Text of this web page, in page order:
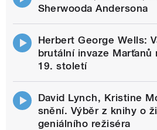
Sherwooda Andersona
Herbert George Wells:
brutální invaze Marťanů
19. století
David Lynch, Kristine
snění. Výběr z knihy o
geniálního režiséra